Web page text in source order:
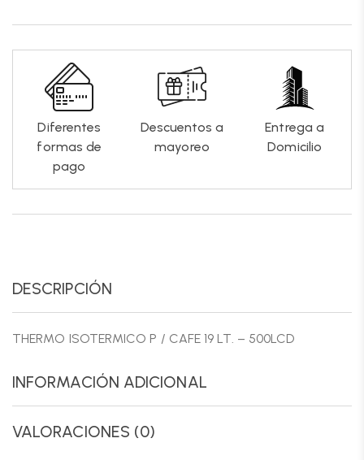
Diferentes
formas de
pago
Descuentos a
mayoreo
Entrega a
Domicilio
DESCRIPCIÓN
THERMO ISOTERMICO P / CAFE 19 LT. – 500LCD
INFORMACIÓN ADICIONAL
VALORACIONES (0)